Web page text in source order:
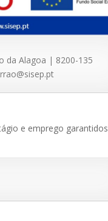
da Alagoa | 8200-135
e emprego garantidos